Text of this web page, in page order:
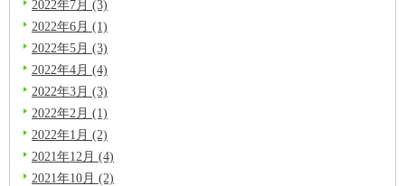
2022年7月 (3)
2022年6月 (1)
2022年5月 (3)
2022年4月 (4)
2022年3月 (3)
2022年2月 (1)
2022年1月 (2)
2021年12月 (4)
2021年10月 (2)